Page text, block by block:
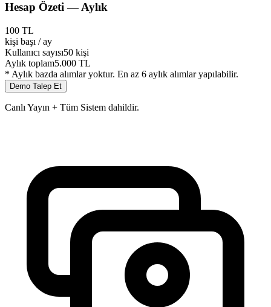
Hesap Özeti — Aylık
100 TL
kişi başı / ay
Kullanıcı sayısı50 kişi
Aylık toplam5.000 TL
* Aylık bazda alımlar yoktur. En az 6 aylık alımlar yapılabilir.
Demo Talep Et
Canlı Yayın + Tüm Sistem dahildir.